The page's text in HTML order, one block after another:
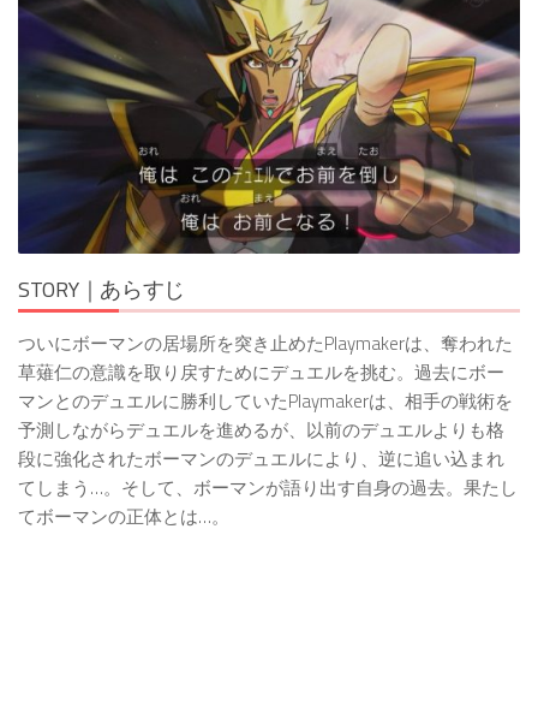
STORY｜あらすじ
ついにボーマンの居場所を突き止めたPlaymakerは、奪われた
草薙仁の意識を取り戻すためにデュエルを挑む。過去にボー
マンとのデュエルに勝利していたPlaymakerは、相手の戦術を
予測しながらデュエルを進めるが、以前のデュエルよりも格
段に強化されたボーマンのデュエルにより、逆に追い込まれ
てしまう…。そして、ボーマンが語り出す自身の過去。果たし
てボーマンの正体とは…。